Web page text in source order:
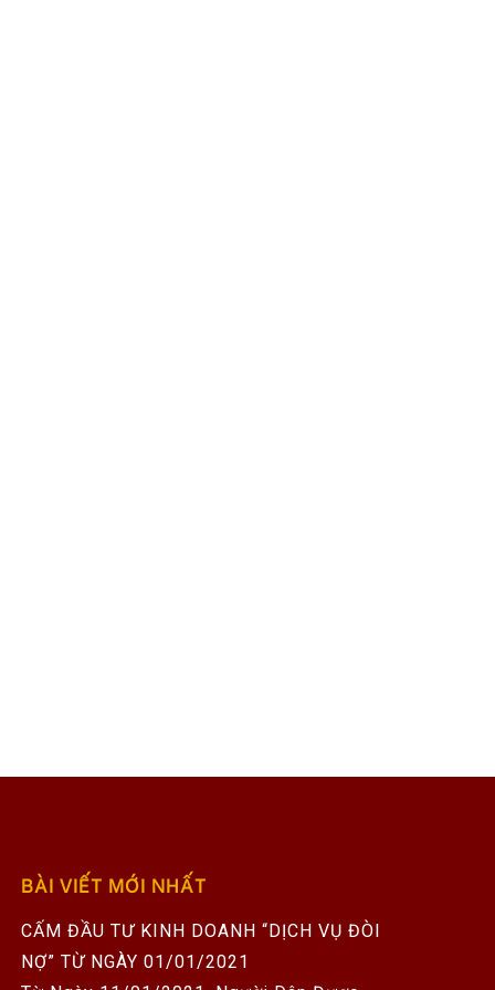
BÀI VIẾT MỚI NHẤT
CẤM ĐẦU TƯ KINH DOANH “DỊCH VỤ ĐÒI
NỢ” TỪ NGÀY 01/01/2021